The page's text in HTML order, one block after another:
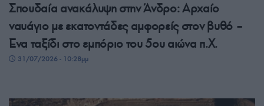
Σπουδαία ανακάλυψη στην Άνδρο: Αρχαίο
ναυάγιο με εκατοντάδες αμφορείς στον βυθό –
Ένα ταξίδι στο εμπόριο του 5ου αιώνα π.Χ.
31/07/2026 - 10:28μμ